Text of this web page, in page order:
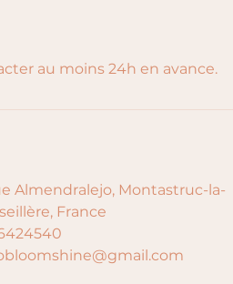
au moins 24h en avance.
Almendralejo, Montastruc-la-
France